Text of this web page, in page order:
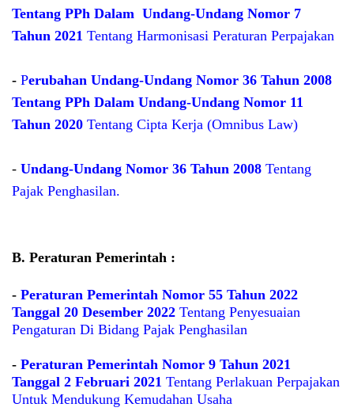
Tentang PPh Dalam Undang-Undang Nomor 7
Tahun 2021 Tentang Harmonisasi Peraturan Perpajakan
- Perubahan Undang-Undang Nomor 36 Tahun 2008
Tentang PPh Dalam Undang-Undang Nomor 11
Tahun 2020 Tentang Cipta Kerja (Omnibus Law)
- Undang-Undang Nomor 36 Tahun 2008 Tentang
Pajak Penghasilan.
B. Peraturan Pemerintah :
- Peraturan Pemerintah Nomor 55 Tahun 2022
Tanggal 20 Desember 2022 Tentang Penyesuaian
Pengaturan Di Bidang Pajak Penghasilan
- Peraturan Pemerintah Nomor 9 Tahun 2021
Tanggal 2 Februari 2021 Tentang Perlakuan Perpajakan
Untuk Mendukung Kemudahan Usaha